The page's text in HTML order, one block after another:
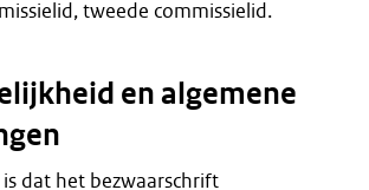
tweede commissielid.
en algemene
dat het bezwaarschrift